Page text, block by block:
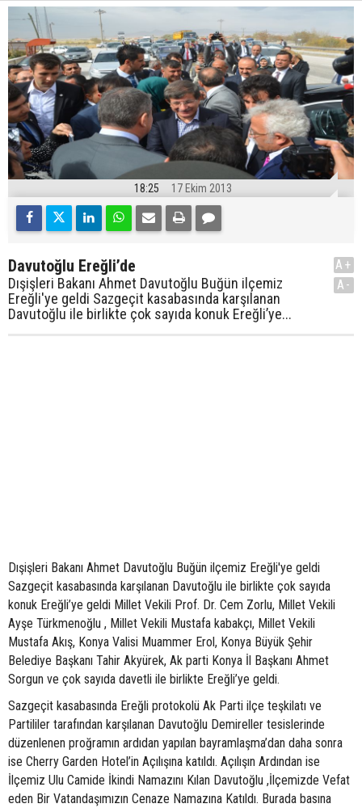
18:25 17 Ekim 2013
Davutoğlu Ereğli’de
Dışişleri Bakanı Ahmet Davutoğlu Buğün ilçemiz
Ereğli'ye geldi Sazgeçit kasabasında karşılanan
Davutoğlu ile birlikte çok sayıda konuk Ereğli’ye...
A+
A-
Dışişleri Bakanı Ahmet Davutoğlu Buğün ilçemiz Ereğli'ye geldi
Sazgeçit kasabasında karşılanan Davutoğlu ile birlikte çok sayıda
konuk Ereğli’ye geldi Millet Vekili Prof. Dr. Cem Zorlu, Millet Vekili
Ayşe Türkmenoğlu , Millet Vekili Mustafa kabakçı, Millet Vekili
Mustafa Akış, Konya Valisi Muammer Erol, Konya Büyük Şehir
Belediye Başkanı Tahir Akyürek, Ak parti Konya İl Başkanı Ahmet
Sorgun ve çok sayıda davetli ile birlikte Ereğli’ye geldi.
Sazgeçit kasabasında Ereğli protokolü Ak Parti ilçe teşkilatı ve
Partililer tarafından karşılanan Davutoğlu Demireller tesislerinde
düzenlenen proğramın ardıdan yapılan bayramlaşma’dan daha sonra
ise Cherry Garden Hotel’in Açılışına katıldı. Açılışın Ardından ise
İlçemiz Ulu Camide İkindi Namazını Kılan Davutoğlu ,İlçemizde Vefat
eden Bir Vatandaşımızın Cenaze Namazına Katıldı. Burada basına